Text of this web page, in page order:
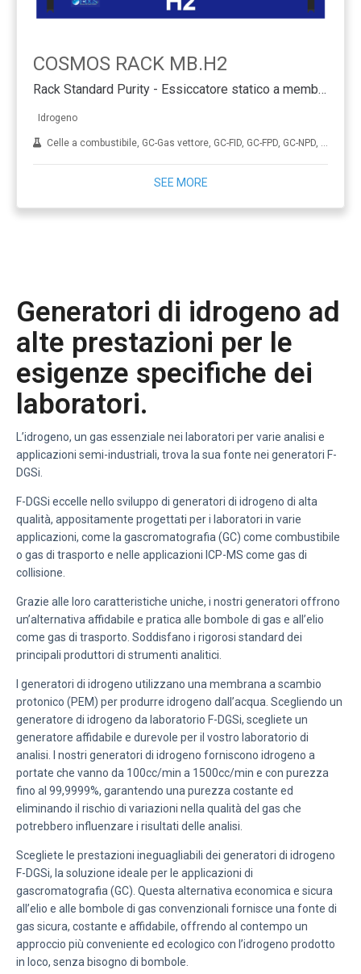
COSMOS RACK MB.H2
Rack Standard Purity - Essiccatore statico a membrana
Idrogeno
Celle a combustibile, GC-Gas vettore, GC-FID, GC-FPD, GC-NPD, GC-TCD, Idrogenazione, ICP-MS, Diamante sintetico (CVD), THA
SEE MORE
Generatori di idrogeno ad
alte prestazioni per le
esigenze specifiche dei
laboratori.
L’idrogeno, un gas essenziale nei laboratori per varie analisi e
applicazioni semi-industriali, trova la sua fonte nei generatori F-
DGSi.
F-DGSi eccelle nello sviluppo di generatori di idrogeno di alta
qualità, appositamente progettati per i laboratori in varie
applicazioni, come la gascromatografia (GC) come combustibile
o gas di trasporto e nelle applicazioni ICP-MS come gas di
collisione.
Grazie alle loro caratteristiche uniche, i nostri generatori offrono
un’alternativa affidabile e pratica alle bombole di gas e all’elio
come gas di trasporto. Soddisfano i rigorosi standard dei
principali produttori di strumenti analitici.
I generatori di idrogeno utilizzano una membrana a scambio
protonico (PEM) per produrre idrogeno dall’acqua. Scegliendo un
generatore di idrogeno da laboratorio F-DGSi, scegliete un
generatore affidabile e durevole per il vostro laboratorio di
analisi. I nostri generatori di idrogeno forniscono idrogeno a
portate che vanno da 100cc/min a 1500cc/min e con purezza
fino al 99,9999%, garantendo una purezza costante ed
eliminando il rischio di variazioni nella qualità del gas che
potrebbero influenzare i risultati delle analisi.
Scegliete le prestazioni ineguagliabili dei generatori di idrogeno
F-DGSi, la soluzione ideale per le applicazioni di
gascromatografia (GC). Questa alternativa economica e sicura
all’elio e alle bombole di gas convenzionali fornisce una fonte di
gas sicura, costante e affidabile, offrendo al contempo un
approccio più conveniente ed ecologico con l’idrogeno prodotto
in loco, senza bisogno di bombole.